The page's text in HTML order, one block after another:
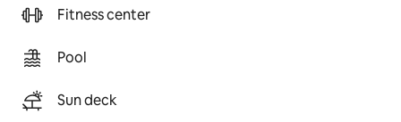
Fitness center
Pool
Sun deck